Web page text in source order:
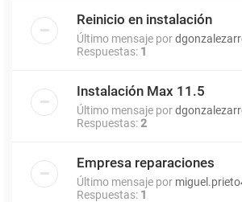
Reinicio en instalación
Último mensaje por
Respuestas: 1
Instalación Max 11.5
Último mensaje por
Respuestas:2
Empresa reparaciones
Último mensaje por
Respuestas: 1